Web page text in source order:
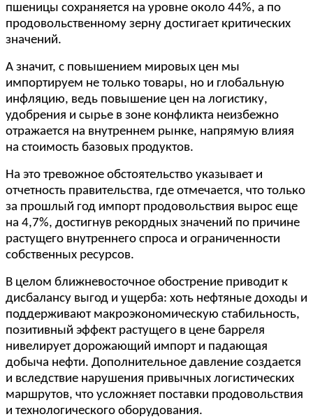
пшеницы сохраняется на уровне около 44%, а по
продовольственному зерну достигает критических
значений.
А значит, с повышением мировых цен мы
импортируем не только товары, но и глобальную
инфляцию, ведь повышение цен на логистику,
удобрения и сырье в зоне конфликта неизбежно
отражается на внутреннем рынке, напрямую влияя
на стоимость базовых продуктов.
На это тревожное обстоятельство указывает и
отчетность правительства, где отмечается, что только
за прошлый год импорт продовольствия вырос еще
на 4,7%, достигнув рекордных значений по причине
растущего внутреннего спроса и ограниченности
собственных ресурсов.
В целом ближневосточное обострение приводит к
дисбалансу выгод и ущерба: хоть нефтяные доходы и
поддерживают макроэкономическую стабильность,
позитивный эффект растущего в цене барреля
нивелирует дорожающий импорт и падающая
добыча нефти. Дополнительное давление создается
и вследствие нарушения привычных логистических
маршрутов, что усложняет поставки продовольствия
и технологического оборудования.